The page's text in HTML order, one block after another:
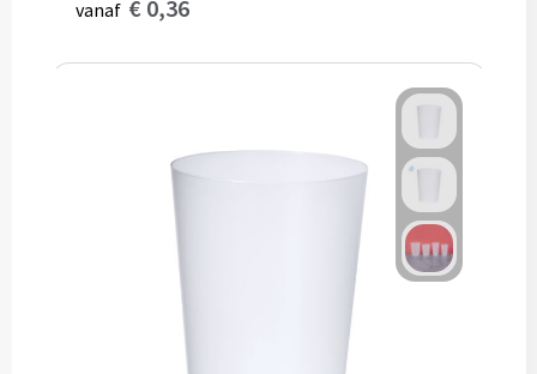
vanaf € 0,36